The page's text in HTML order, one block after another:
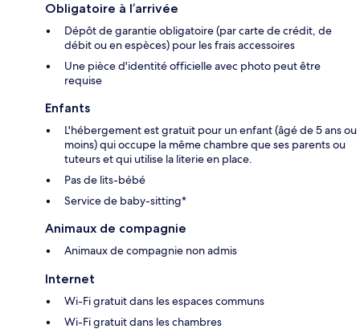
Obligatoire à l’arrivée
Dépôt de garantie obligatoire (par carte de crédit, de
débit ou en espèces) pour les frais accessoires
Une pièce d'identité officielle avec photo peut être
requise
Enfants
L'hébergement est gratuit pour un enfant (âgé de 5 ans ou
moins) qui occupe la même chambre que ses parents ou
tuteurs et qui utilise la literie en place.
Pas de lits-bébé
Service de baby-sitting*
Animaux de compagnie
Animaux de compagnie non admis
Internet
Wi-Fi gratuit dans les espaces communs
Wi-Fi gratuit dans les chambres